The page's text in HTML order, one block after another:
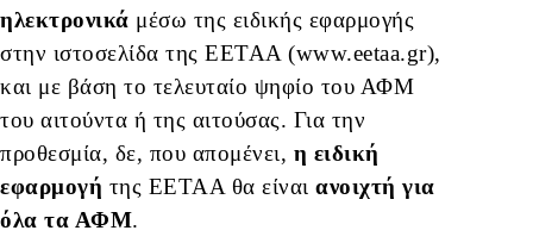
ηλεκτρονικά μέσω της ειδικής εφαρμογής
στην ιστοσελίδα της ΕΕΤΑΑ (www.eetaa.gr),
και με βάση το τελευταίο ψηφίο του ΑΦΜ
του αιτούντα ή της αιτούσας. Για την
προθεσμία, δε, που απομένει, η ειδική
εφαρμογή της ΕΕΤΑΑ θα είναι ανοιχτή για
όλα τα ΑΦΜ.